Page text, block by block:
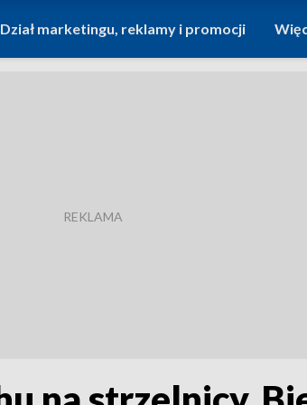
Dział marketingu, reklamy i promocji